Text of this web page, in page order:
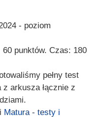
- poziom
60 punktów. Czas: 180
pełny test
arkusza łącznie z
Matura - testy i